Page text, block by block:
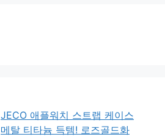
JECO 애플워치 스트랩 케이스
메탈 티타늄 득템! 로즈골드화